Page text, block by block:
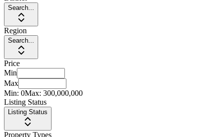
Search...
Region
Search...
Price
Min
Max
Min: 0Max: 300,000,000
Listing Status
Listing Status
Property Types